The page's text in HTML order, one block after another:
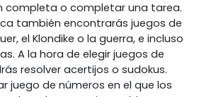
completa o completar una tarea.
también encontrarás juegos de
el Klondike o la guerra, e incluso
A la hora de elegir juegos de
resolver acertijos o sudokus.
juego de números en el que los